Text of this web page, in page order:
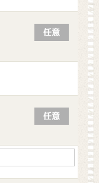
任意
任意